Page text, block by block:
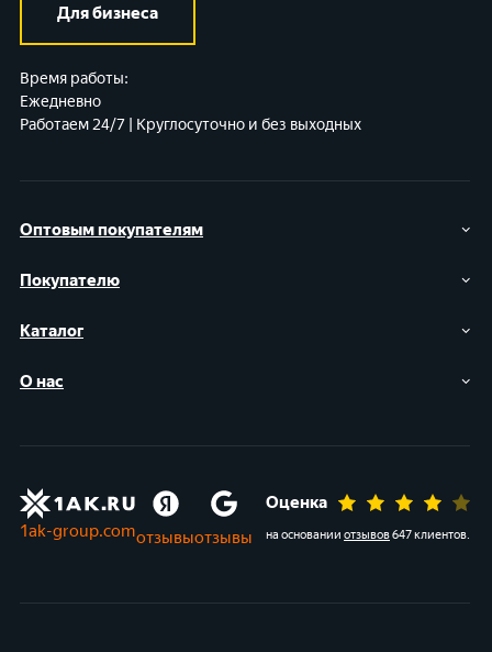
Оптовым покупателям
Покупателю
Каталог
О нас
Для бизнеса
Время работы:
Ежедневно
Работаем 24/7 | Круглосуточно и без выходных
1ak-group.comотзывыотзывы
Оценка
на основании отзывов647 клиентов.